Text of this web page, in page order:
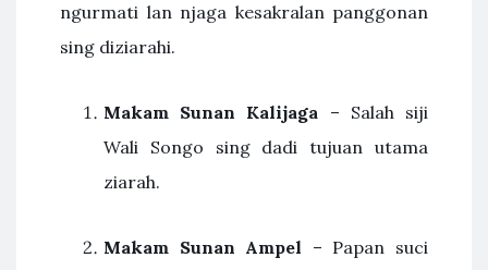
ngurmati lan njaga kesakralan panggonan
sing diziarahi.
Makam Sunan Kalijaga – Salah siji
Wali Songo sing dadi tujuan utama
ziarah.
Makam Sunan Ampel – Papan suci